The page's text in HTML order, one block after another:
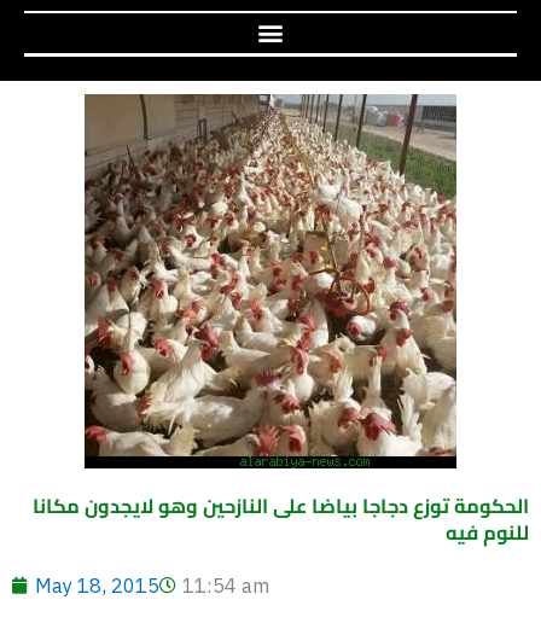
الحكومة توزع دجاجا بياضا على النازحين وهو لايجدون مكانا
للنوم فيه
May 18, 2015 11:54 am